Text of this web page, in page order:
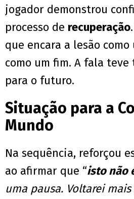
jogador demonstrou
processo de recuperação
que encara a lesão
como um fim. A fala
para o futuro.
Situação para a
Mundo
Na sequência, reforçou
ao afirmar que “isto não
uma pausa. Voltarei